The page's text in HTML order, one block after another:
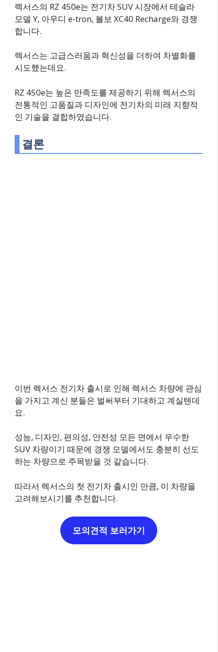
렉서스의 RZ 450e는 전기차 SUV 시장에서 테슬라
모델 Y, 아우디 e-tron, 볼보 XC40 Recharge와 경쟁
합니다.
렉서스는 고급스러움과 혁신성을 더하여 차별화를
시도했는데요.
RZ 450e는 높은 만족도를 제공하기 위해 렉서스의
전통적인 고품질과 디자인에 전기차의 미래 지향적
인 기술을 결합하였습니다.
결론
이번 렉서스 전기차 출시로 인해 렉서스 차량에 관심
을 가지고 계신 분들은 벌써부터 기대하고 계실텐데
요.
성능, 디자인, 편의성, 안전성 모든 면에서 우수한
SUV 차량이기 때문에 경쟁 모델에서도 충분히 선도
하는 차량으로 주목받을 것 같습니다.
따라서 렉서스의 첫 전기차 출시인 만큼, 이 차량을
고려해보시기를 추천합니다.
모의견적 보러가기